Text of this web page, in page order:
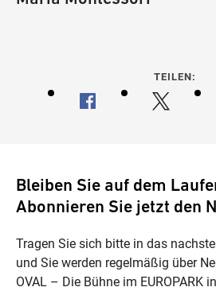
TEILEN:
Bleiben Sie auf dem
Abonnieren Sie jetzt den
Tragen Sie sich bitte in das
und Sie werden regelmäßig über
OVAL – Die Bühne im EUROPARK